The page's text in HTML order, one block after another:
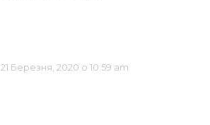
21 Березня, 2020 о 10:59 am